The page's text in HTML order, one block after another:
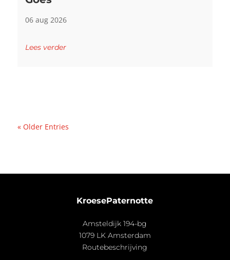
06 aug 2026
Lees verder
« Older Entries
KroesePaternotte
Amsteldijk 194-bg
1079 LK Amsterdam
Routebeschrijving